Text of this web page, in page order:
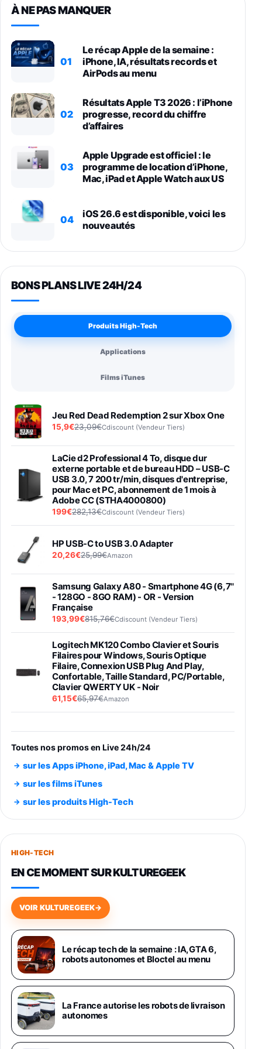
À NE PAS MANQUER
01
Le récap Apple de la semaine :
iPhone, IA, résultats records et
AirPods au menu
02
Résultats Apple T3 2026 : l’iPhone
progresse, record du chiffre
d’affaires
03
Apple Upgrade est officiel : le
programme de location d’iPhone,
Mac, iPad et Apple Watch aux US
04
iOS 26.6 est disponible, voici les
nouveautés
BONS PLANS LIVE 24H/24
Produits High-Tech
Applications
Films iTunes
Jeu Red Dead Redemption 2 sur Xbox One
15,9€23,09€Cdiscount (Vendeur Tiers)
LaCie d2 Professional 4 To, disque dur
externe portable et de bureau HDD – USB-C
USB 3.0, 7 200 tr/min, disques d'entreprise,
pour Mac et PC, abonnement de 1 mois à
Adobe CC (STHA4000800)
199€282,13€Cdiscount (Vendeur Tiers)
HP USB-C to USB 3.0 Adapter
20,26€25,99€Amazon
Samsung Galaxy A80 - Smartphone 4G (6,7''
- 128GO - 8GO RAM) - OR - Version
Française
193,99€815,76€Cdiscount (Vendeur Tiers)
Logitech MK120 Combo Clavier et Souris
Filaires pour Windows, Souris Optique
Filaire, Connexion USB Plug And Play,
Confortable, Taille Standard, PC/Portable,
Clavier QWERTY UK - Noir
61,15€65,97€Amazon
entraénement direct 3 vitesses (33-45-78
trs/min) avec pre-ampli intégré et port USB
Smartphone SAMSUNG Galaxy S26 Ultra
891,99€1199€Fnac (Vendeur Tiers)
Smartphone SAMSUNG Galaxy S26+ Violet
749,99€
648,63€834,71€
Samsung Galaxy Miracle Ultra, Smartphone
Android 5G avec Galaxy AI, 512 Go,
Chargeur Secteur Rapide 25W Inclus,
Smartphone déverrouillé, Noir, Version FR
1019€
Galaxy S26 Ultra 512 Go Bleu
1019€1399€Fnac (Vendeur Tiers)
Toutes nos promos en Live 24h/24
sur les Apps iPhone, iPad, Mac & Apple TV
sur les films iTunes
sur les produits High-Tech
HIGH-TECH
EN CE MOMENT SUR KULTUREGEEK
VOIR KULTUREGEEK→
Le récap tech de la semaine : IA, GTA 6,
robots autonomes et Bloctel au menu
La France autorise les robots de livraison
autonomes